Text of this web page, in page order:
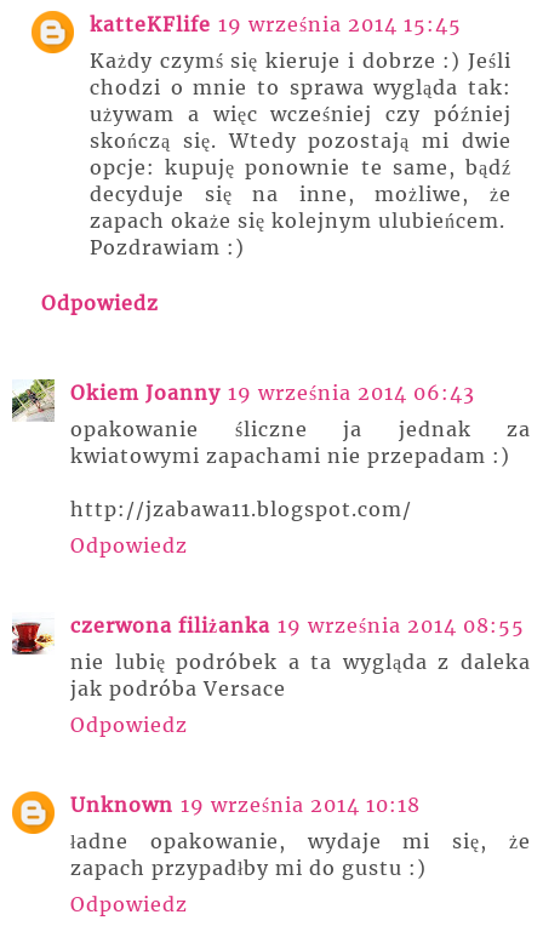
katteKFlife 19 września 2014 15:45
Każdy czymś się kieruje i dobrze :) Jeśli
chodzi o mnie to sprawa wygląda tak:
używam a więc wcześniej czy później
skończą się. Wtedy pozostają mi dwie
opcje: kupuję ponownie te same, bądź
decyduje się na inne, możliwe, że
zapach okaże się kolejnym ulubieńcem.
Pozdrawiam :)
Odpowiedz
Okiem Joanny 19 września 2014 06:43
opakowanie śliczne ja jednak za
kwiatowymi zapachami nie przepadam :)
http://jzabawa11.blogspot.com/
Odpowiedz
czerwona filiżanka 19 września 2014 08:55
nie lubię podróbek a ta wygląda z daleka
jak podróba Versace
Odpowiedz
Unknown 19 września 2014 10:18
ładne opakowanie, wydaje mi się, że
zapach przypadłby mi do gustu :)
Odpowiedz